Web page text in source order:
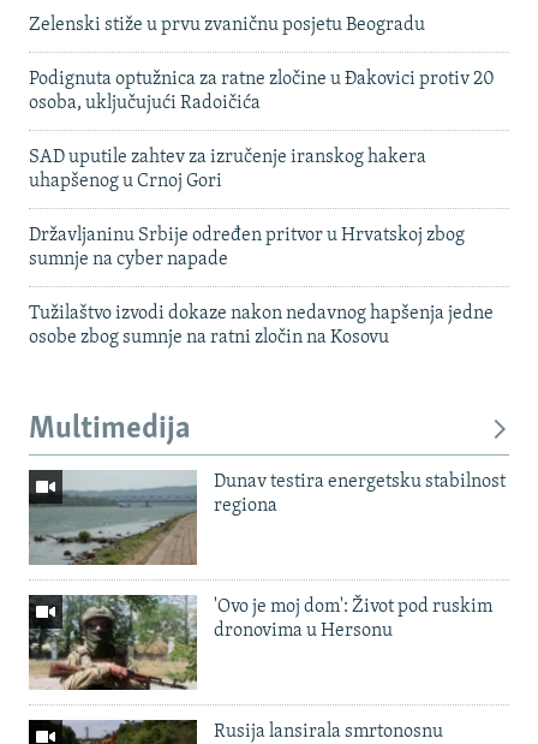
Zelenski stiže u prvu zvaničnu posjetu Beogradu
Podignuta optužnica za ratne zločine u Đakovici protiv 20
osoba, uključujući Radoičića
SAD uputile zahtev za izručenje iranskog hakera
uhapšenog u Crnoj Gori
Državljaninu Srbije određen pritvor u Hrvatskoj zbog
sumnje na cyber napade
Tužilaštvo izvodi dokaze nakon nedavnog hapšenja jedne
osobe zbog sumnje na ratni zločin na Kosovu
Multimedija
Dunav testira energetsku stabilnost
regiona
'Ovo je moj dom': Život pod ruskim
dronovima u Hersonu
Rusija lansirala smrtonosnu